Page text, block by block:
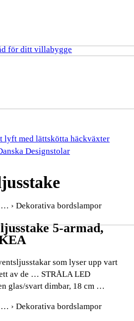
för ditt villabygge
lyft med lättskötta häckväxter
Designstolar
› Dekorativa bordslampor
5-armad,
som lyser upp vart
av de … STRÅLA LED
glas/svart dimbar, 18 cm …
› Dekorativa bordslampor